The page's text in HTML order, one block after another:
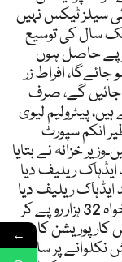
سیلز ٹیکس نہیں
سال کی توسیع
لیوی سے 869 ارب روپے حاصل ہوں
افراط زر
حاصل ہو جائیں گے، صرف
پیٹرولیم لیوی
انکم سپورٹ
ہیں۔وزیر خزانہ نے بتایا
کے ملازمین کو 35 فیصد ایڈہاک ریلیف دیا
سے اوپر والوں کو 30 فیصد ایڈہاک ریلیف دیا
گیا ہے، وفاقی دارالحکومت میں کم از کم تنخواہ 32 ہزار روپے کر
کا
50 ہزار تک کیش نکلوانے پر سابق
←